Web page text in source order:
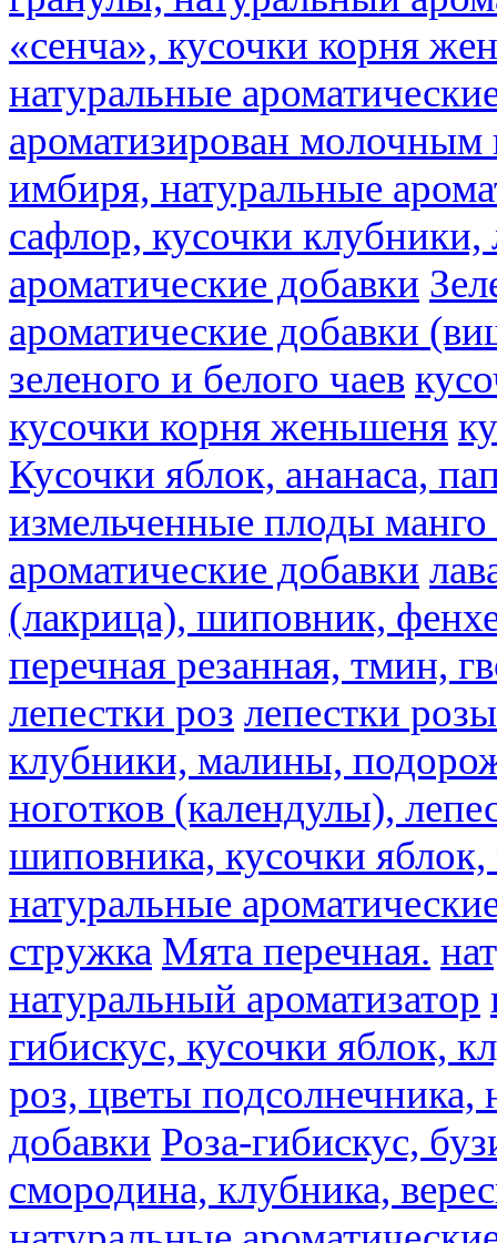
«сенча», кусочки корня
натуральные
ароматизирован молочным
имбиря, натуральные
сафлор, кусочки
ароматические добавки
ароматические добавки
зеленого и белого чаев
кусочки корня женьшеня
Кусочки яблок, ананаса,
измельченные плоды
ароматические добавки
(лакрица), шиповник,
перечная резанная, тмин,
лепестки роз лепестки розы
клубники, малины,
ноготков (календулы),
шиповника, кусочки
натуральные
стружка Мята перечная.
натуральный ароматизатор
гибискус, кусочки яблок,
роз, цветы подсолнечника,
добавки Роза-гибискус,
смородина, клубника,